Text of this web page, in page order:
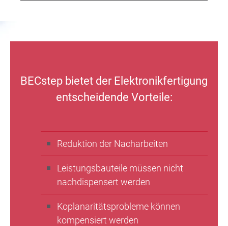
BECstep bietet der Elektronikfertigung
entscheidende Vorteile:
Reduktion der Nacharbeiten
Leistungsbauteile müssen nicht
nachdispensert werden
Koplanaritätsprobleme können
kompensiert werden